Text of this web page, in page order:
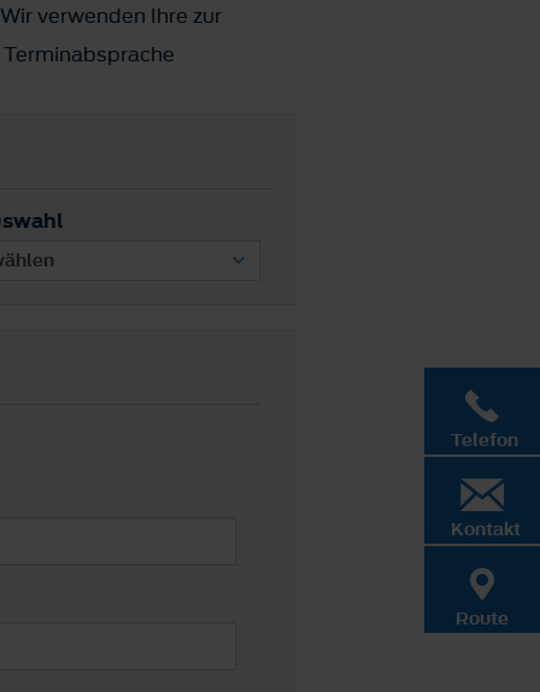
verwenden Ihre zur
Telefon
Kontakt
Route